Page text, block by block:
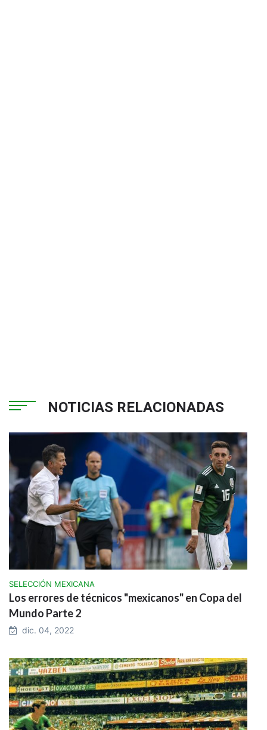
NOTICIAS RELACIONADAS
SELECCIÓN MEXICANA
Los errores de técnicos "mexicanos" en Copa del
Mundo Parte 2
dic. 04, 2022